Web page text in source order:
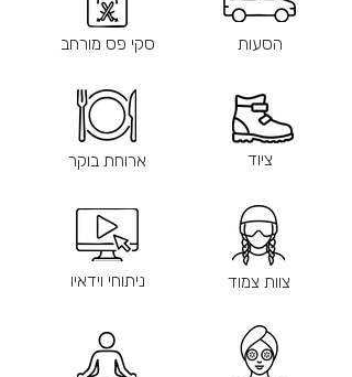
סקי פס מורחב
ארוחת בוקר
ניתוחי וידאיו
הסעות
ציוד
צוות צמוד